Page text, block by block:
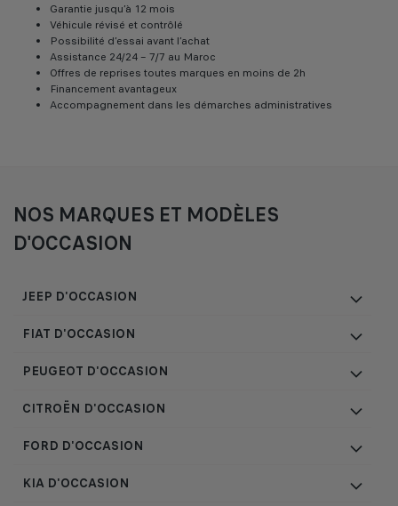
Garantie jusqu’à 12 mois
Véhicule révisé et contrôlé
Possibilité d’essai avant l’achat
Assistance 24/24 – 7/7 au Maroc
Offres de reprises toutes marques en moins de 2h
Financement avantageux
Accompagnement dans les démarches administratives
NOS MARQUES ET MODÈLES
D'OCCASION
JEEP D'OCCASION
FIAT D'OCCASION
PEUGEOT D'OCCASION
CITROËN D'OCCASION
FORD D'OCCASION
KIA D'OCCASION